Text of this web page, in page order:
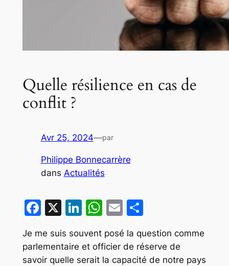
Quelle résilience en cas de
conflit ?
Avr 25, 2024—par
Philippe Bonnecarrère
dans Actualités
Facebook
X LinkedIn
WhatsApp
EmailPartager
Je me suis souvent posé la question comme
parlementaire et officier de réserve de
savoir quelle serait la capacité de notre pays